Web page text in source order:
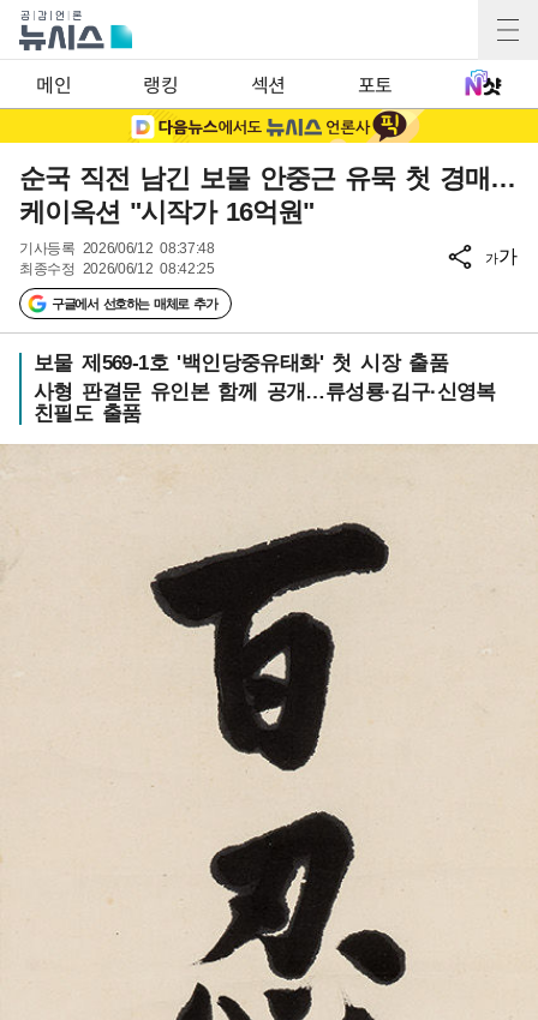
메인 랭킹 섹션 포토
순국 직전 남긴 보물 안중근 유묵 첫 경매…
케이옥션 "시작가 16억원"
기사등록 2026/06/12 08:37:48
최종수정 2026/06/12 08:42:25
구글에서 선호하는 매체로 추가
가가
보물 제569-1호 '백인당중유태화' 첫 시장 출품
사형 판결문 유인본 함께 공개…류성룡·김구·신영복
친필도 출품